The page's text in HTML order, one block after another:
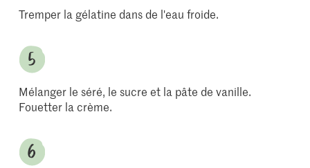
Tremper la gélatine dans de l'eau froide.
Mélanger le séré, le sucre et la pâte de vanille.
Fouetter la crème.